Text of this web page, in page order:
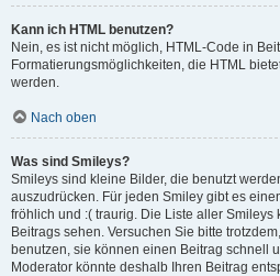
Kann ich HTML benutzen?
Nein, es ist nicht möglich, HTML-Code in
Formatierungsmöglichkeiten, die HTML
werden.
Nach oben
Was sind Smileys?
Smileys sind kleine Bilder, die benutzt
auszudrücken. Für jeden Smiley gibt es
fröhlich und :( traurig. Die Liste aller
Beitrags sehen. Versuchen Sie bitte
benutzen, sie können einen Beitrag schnell
Moderator könnte deshalb Ihren Beitrag